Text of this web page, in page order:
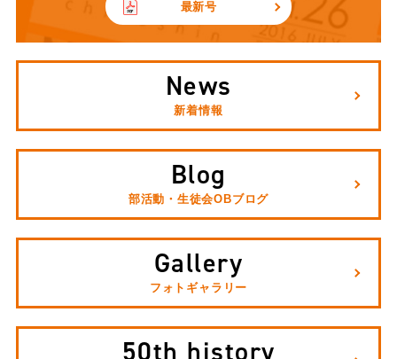
最新号
News
新着情報
Blog
部活動・生徒会OBブログ
Gallery
フォトギャラリー